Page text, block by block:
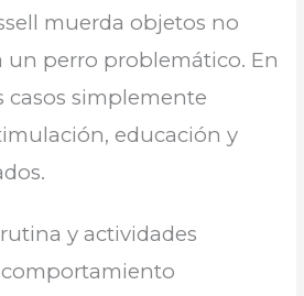
muerda objetos no
un perro problemático. En
casos simplemente
educación y
y actividades
comportamiento